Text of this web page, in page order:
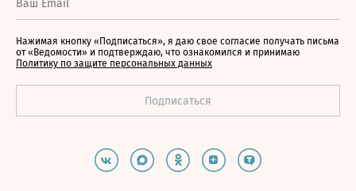
Нажимая кнопку «Подписаться», я даю свое согласие получать письма
от «Ведомости» и подтверждаю, что ознакомился и принимаю
Политику по защите персональных данных